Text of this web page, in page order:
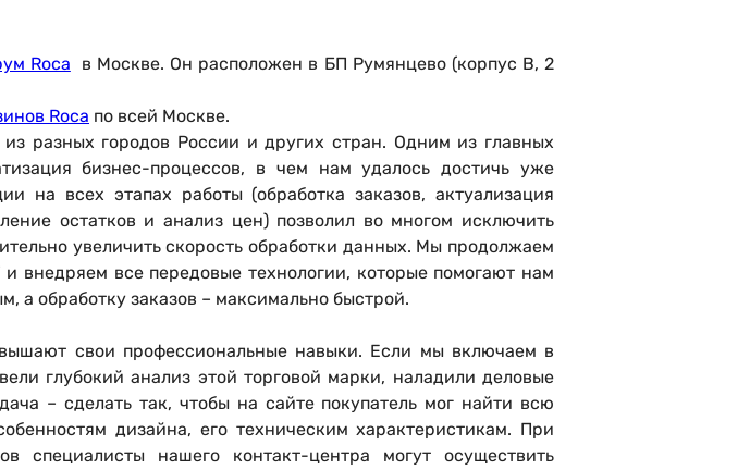
Roca в Москве. Он расположен в БП Румянцево (корпус В, 2
Roca по всей Москве.
разных городов России и других стран. Одним из главных
бизнес-процессов, в чем нам удалось достичь уже
на всех этапах работы (обработка заказов, актуализация
остатков и анализ цен) позволил во многом исключить
увеличить скорость обработки данных. Мы продолжаем
внедряем все передовые технологии, которые помогают нам
а обработку заказов – максимально быстрой.
свои профессиональные навыки. Если мы включаем в
глубокий анализ этой торговой марки, наладили деловые
– сделать так, чтобы на сайте покупатель мог найти всю
дизайна, его техническим характеристикам. При
специалисты нашего контакт-центра могут осуществить